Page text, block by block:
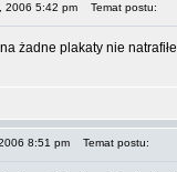
2006 5:42 pm Temat postu:
żadne plakaty nie
8:51 pm Temat postu: